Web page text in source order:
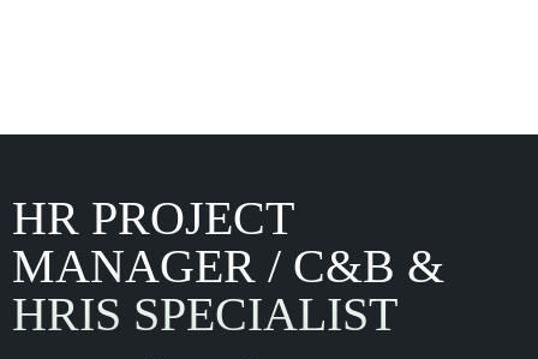
HR PROJECT
MANAGER / C&B &
HRIS SPECIALIST